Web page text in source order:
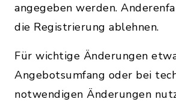
angegeben werden.
die Registrierung ablehnen.
Für wichtige Änderungen
Angebotsumfang oder bei
notwendigen Änderungen